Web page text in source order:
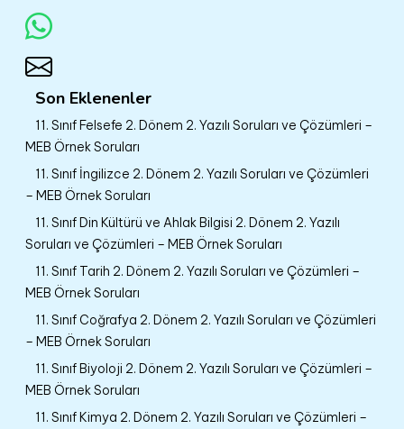
Son Eklenenler
11. Sınıf Felsefe 2. Dönem 2. Yazılı Soruları ve Çözümleri –
MEB Örnek Soruları
11. Sınıf İngilizce 2. Dönem 2. Yazılı Soruları ve Çözümleri
– MEB Örnek Soruları
11. Sınıf Din Kültürü ve Ahlak Bilgisi 2. Dönem 2. Yazılı
Soruları ve Çözümleri – MEB Örnek Soruları
11. Sınıf Tarih 2. Dönem 2. Yazılı Soruları ve Çözümleri –
MEB Örnek Soruları
11. Sınıf Coğrafya 2. Dönem 2. Yazılı Soruları ve Çözümleri
– MEB Örnek Soruları
11. Sınıf Biyoloji 2. Dönem 2. Yazılı Soruları ve Çözümleri –
MEB Örnek Soruları
11. Sınıf Kimya 2. Dönem 2. Yazılı Soruları ve Çözümleri –